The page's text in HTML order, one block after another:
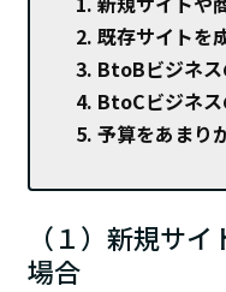
既存サイトを
BtoBビジネ
BtoCビジネ
予算をあまり
（１）新規サ
場合